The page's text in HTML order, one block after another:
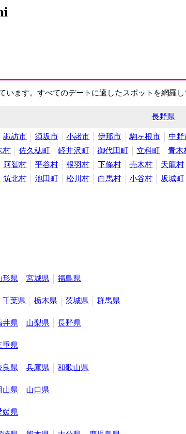
ます。すべてのデートに適したスポットを網羅
長野県
諏訪市 須坂市 小諸市 伊那市 駒ヶ根市 中野
村 佐久穂町 軽井沢町 御代田町 立科町 青木
阿智村 平谷村 根羽村 下條村 売木村 天龍村
筑北村 池田町 松川村 白馬村 小谷村 坂城町
形県 宮城県 福島県
千葉県 栃木県 茨城県 群馬県
井県 山梨県 長野県
重県
良県 兵庫県 和歌山県
山県 山口県
媛県